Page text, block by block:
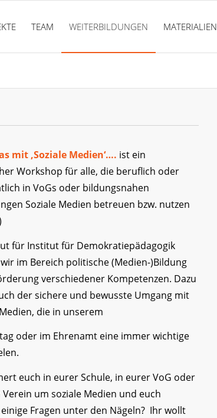
TEAM WEITERBILDUNGEN MATERIALIEN
mit ‚Soziale Medien‘…. ist ein
Workshop für alle, die beruflich oder
in VoGs oder bildungsnahen
Soziale Medien betreuen bzw. nutzen
für Institut für Demokratiepädagogik
im Bereich politische (Medien-)Bildung
verschiedener Kompetenzen. Dazu
der sichere und bewusste Umgang mit
die in unserem
oder im Ehrenamt eine immer wichtige
euch in eurer Schule, in eurer VoG oder
um soziale Medien und euch
Fragen unter den Nägeln? Ihr wollt